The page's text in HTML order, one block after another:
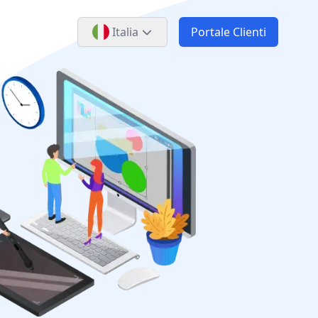
Italia Portale Clienti